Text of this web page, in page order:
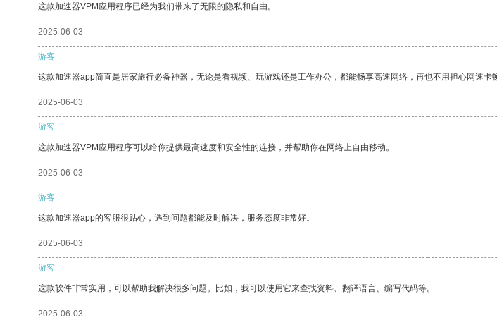
这款加速器VPM应用程序已经为我们带来了无限的隐私和自由。
2025-06-03
游客
这款加速器app简直是居家旅行必备神器，无论是看视频、玩游戏还是工作办公，都能畅享高速网络，再也不用担心网速
2025-06-03
游客
这款加速器VPM应用程序可以给你提供最高速度和安全性的连接，并帮助你在网络上自由移动。
2025-06-03
游客
这款加速器app的客服很贴心，遇到问题都能及时解决，服务态度非常好。
2025-06-03
游客
这款软件非常实用，可以帮助我解决很多问题。比如，我可以使用它来查找资料、翻译语言、编写代码等。
2025-06-03